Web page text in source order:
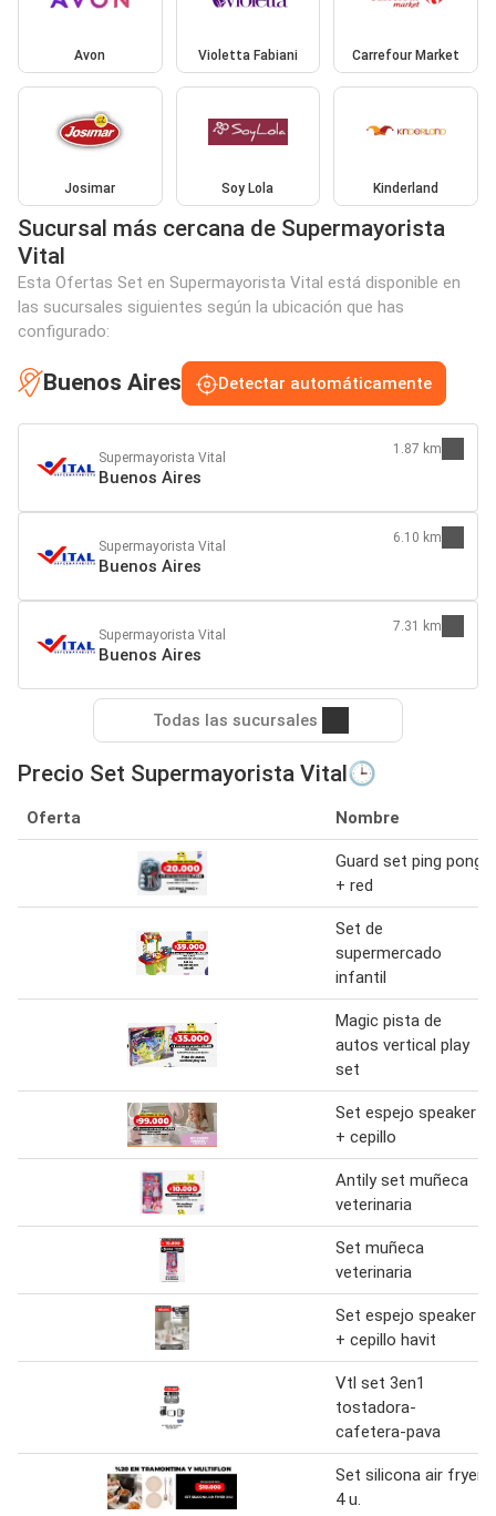
Avon Violetta Fabiani Carrefour Market
Josimar Soy Lola Kinderland
Sucursal más cercana de Supermayorista
Vital
Esta Ofertas Set en Supermayorista Vital está disponible en
las sucursales siguientes según la ubicación que has
configurado:
Buenos Aires Detectar automáticamente
Supermayorista Vital
Buenos Aires
1.87 km
Supermayorista Vital
Buenos Aires
6.10 km
Supermayorista Vital
Buenos Aires
7.31 km
Todas las sucursales
Precio Set Supermayorista Vital🕒
Oferta Nombre
Guard set ping pong
+ red
Set de
supermercado
infantil
Magic pista de
autos vertical play
set
Set espejo speaker
+ cepillo
Antily set muñeca
veterinaria
Set muñeca
veterinaria
Set espejo speaker
+ cepillo havit
Vtl set 3en1
tostadora-
cafetera-pava
Set silicona air fryer
4 u.